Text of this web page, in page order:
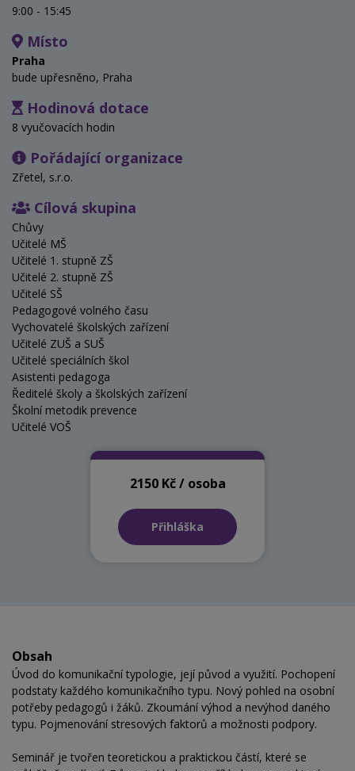
9:00 - 15:45
Místo
Praha
bude upřesněno, Praha
Hodinová dotace
8 vyučovacích hodin
Pořádající organizace
Zřetel, s.r.o.
Cílová skupina
Chůvy
Učitelé MŠ
Učitelé 1. stupně ZŠ
Učitelé 2. stupně ZŠ
Učitelé SŠ
Pedagogové volného času
Vychovatelé školských zařízení
Učitelé ZUŠ a SUŠ
Učitelé speciálních škol
Asistenti pedagoga
Ředitelé školy a školských zařízení
Školní metodik prevence
Učitelé VOŠ
2150 Kč / osoba
Přihláška
Obsah
Úvod do komunikační typologie, její původ a využití. Pochopení
podstaty každého komunikačního typu. Nový pohled na osobní
potřeby pedagogů i žáků. Zkoumání výhod a nevýhod daného
typu. Pojmenování stresových faktorů a možnosti podpory.
Seminář je tvořen teoretickou a praktickou částí, které se